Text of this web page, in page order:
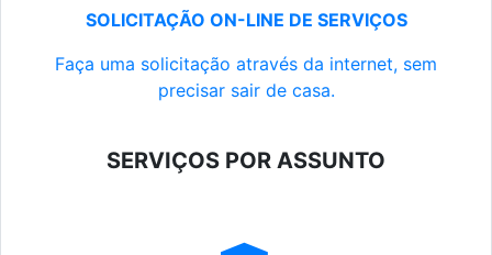
SOLICITAÇÃO ON-LINE DE SERVIÇOS
Faça uma solicitação através da internet, sem
precisar sair de casa.
SERVIÇOS POR ASSUNTO